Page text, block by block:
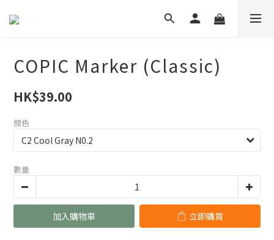
COPIC Marker (Classic)
HK$39.00
顏色
數量
加入購物車 立即購買